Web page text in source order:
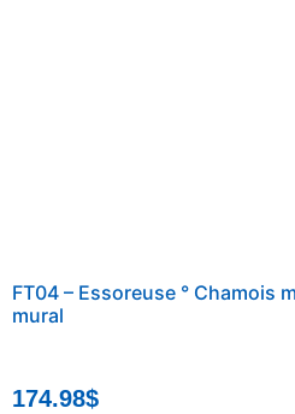
FT04 – Essoreuse ° Chamois
mural
174.98$